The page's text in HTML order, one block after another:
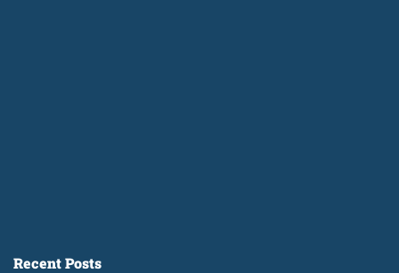
Recent Posts